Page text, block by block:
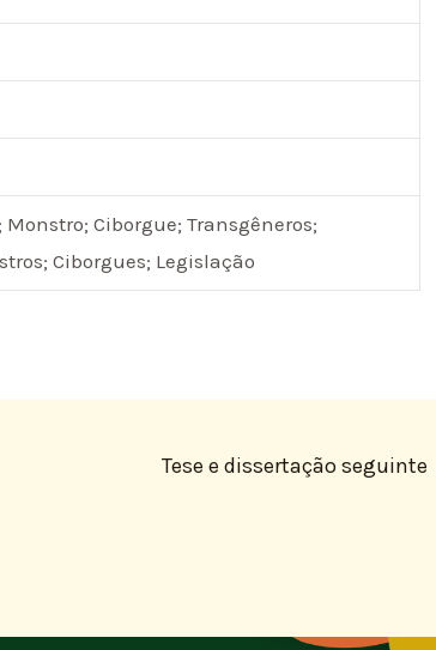
Ciborgue; Transgêneros;
Ciborgues; Legislação
Tese e dissertação seguinte